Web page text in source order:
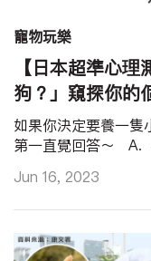
寵物玩樂
【日本超準心
狗？」窺探你的
Jun 16, 2023
如果你決定要養一隻
第一直覺回答～ A.